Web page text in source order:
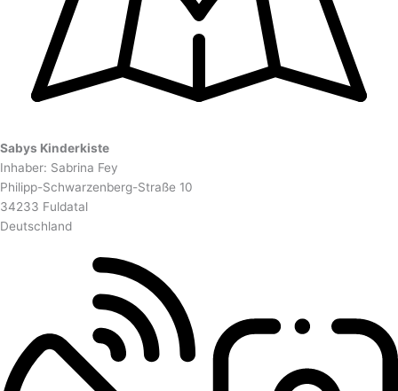
Sabys Kinderkiste
Inhaber: Sabrina Fey
Philipp-Schwarzenberg-Straße 10
34233 Fuldatal
Deutschland